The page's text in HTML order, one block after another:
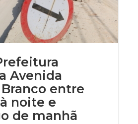
Avenida
entre
noite e
de manhã